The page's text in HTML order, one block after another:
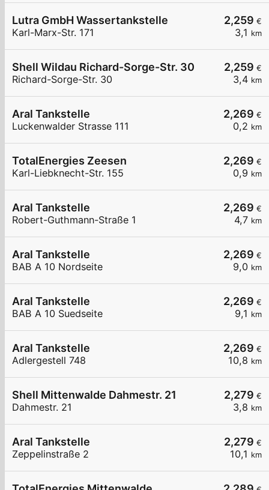
2,259 €
3,1 km
Lutra GmbH Wassertankstelle
Karl-Marx-Str. 171
2,259 €
3,4 km
Shell Wildau Richard-Sorge-Str. 30
Richard-Sorge-Str. 30
2,269 €
0,2 km
Aral Tankstelle
Luckenwalder Strasse 111
2,269 €
0,9 km
TotalEnergies Zeesen
Karl-Liebknecht-Str. 155
2,269 €
4,7 km
Aral Tankstelle
Robert-Guthmann-Straße 1
2,269 €
9,0 km
Aral Tankstelle
BAB A 10 Nordseite
2,269 €
9,1 km
Aral Tankstelle
BAB A 10 Suedseite
2,269 €
10,8 km
Aral Tankstelle
Adlergestell 748
2,279 €
3,8 km
Shell Mittenwalde Dahmestr. 21
Dahmestr. 21
2,279 €
10,1 km
Aral Tankstelle
Zeppelinstraße 2